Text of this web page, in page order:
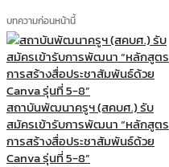
บทความก่อนหน้านี้
สถาบันพัฒนาครูฯ (สคบศ.) รับ
สมัครเข้ารับการพัฒนา “หลักสูตร
การสร้างสื่อประชาสัมพันธ์ด้วย
Canva รุ่นที่ 5-8”